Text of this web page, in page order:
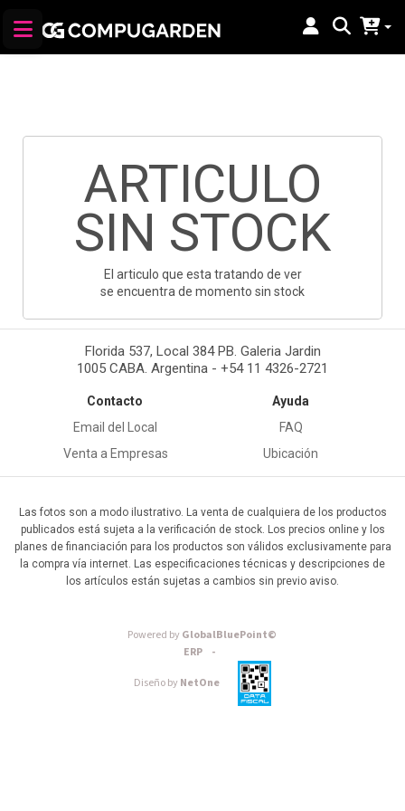
ARTICULO
SIN STOCK
El articulo que esta tratando de ver
se encuentra de momento sin stock
Florida 537, Local 384 PB. Galeria Jardin
1005 CABA. Argentina - +54 11 4326-2721
Contacto
Email del Local
Venta a Empresas
Ayuda
FAQ
Ubicación
Las fotos son a modo ilustrativo. La venta de cualquiera de los productos
publicados está sujeta a la verificación de stock. Los precios online y los
planes de financiación para los productos son válidos exclusivamente para
la compra vía internet. Las especificaciones técnicas y descripciones de
los artículos están sujetas a cambios sin previo aviso.
Powered byGlobalBluePoint©
ERP -
Diseño byNetOne